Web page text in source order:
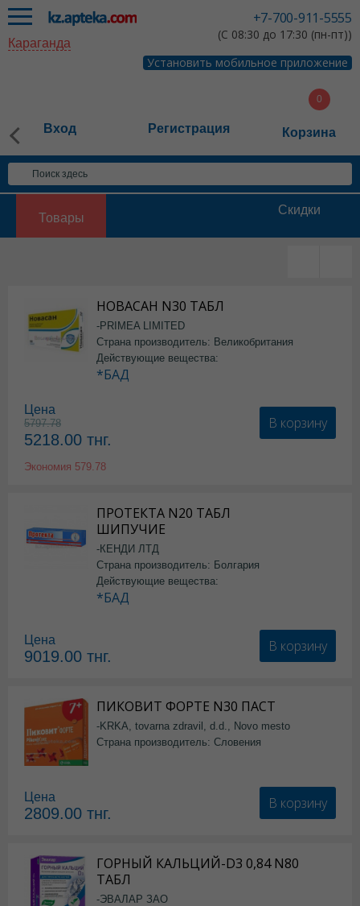
+7-700-911-5555
(С 08:30 до 17:30 (пн-пт))
Установить мобильное приложение
Караганда
Вход Регистрация Корзина
Товары
Скидки
НОВАСАН N30 ТАБЛ
-PRIMEA LIMITED
Страна производитель: Великобритания
Действующие вещества:
*БАД
Цена
5797.78
5218.00 тнг.
Экономия 579.78
В корзину
ПРОТЕКТА N20 ТАБЛ
ШИПУЧИЕ
-КЕНДИ ЛТД
Страна производитель: Болгария
Действующие вещества:
*БАД
Цена
9019.00 тнг.
В корзину
ПИКОВИТ ФОРТЕ N30 ПАСТ
-KRKA, tovarna zdravil, d.d., Novo mesto
Страна производитель: Словения
Цена
2809.00 тнг.
В корзину
ГОРНЫЙ КАЛЬЦИЙ-D3 0,84 N80
ТАБЛ
-ЭВАЛАР ЗАО